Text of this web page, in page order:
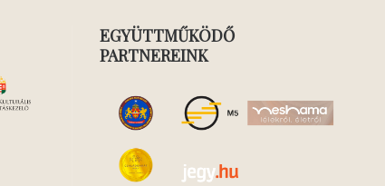
EGYÜTTMŰKÖDŐ
PARTNEREINK